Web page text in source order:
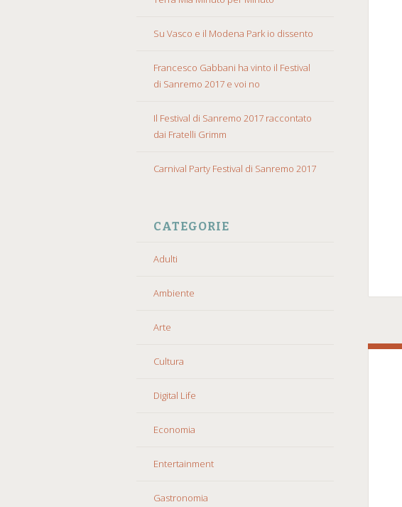
Su Vasco e il Modena Park io dissento
Francesco Gabbani ha vinto il Festival
di Sanremo 2017 e voi no
Il Festival di Sanremo 2017 raccontato
dai Fratelli Grimm
Carnival Party Festival di Sanremo 2017
CATEGORIE
Adulti
Ambiente
Arte
Cultura
Digital Life
Economia
Entertainment
Gastronomia